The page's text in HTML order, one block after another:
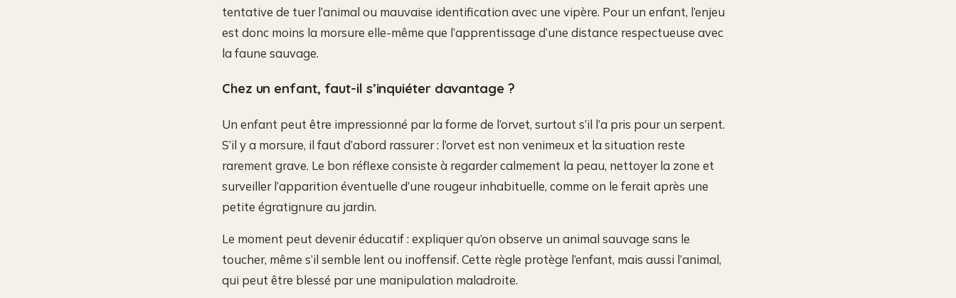
tentative de tuer l’animal ou mauvaise identification avec une vipère. Pour un enfant, l’enjeu
est donc moins la morsure elle-même que l’apprentissage d’une distance respectueuse avec
la faune sauvage.
Chez un enfant, faut-il s’inquiéter davantage ?
Un enfant peut être impressionné par la forme de l’orvet, surtout s’il l’a pris pour un serpent.
S’il y a morsure, il faut d’abord rassurer : l’orvet est non venimeux et la situation reste
rarement grave. Le bon réflexe consiste à regarder calmement la peau, nettoyer la zone et
surveiller l’apparition éventuelle d’une rougeur inhabituelle, comme on le ferait après une
petite égratignure au jardin.
Le moment peut devenir éducatif : expliquer qu’on observe un animal sauvage sans le
toucher, même s’il semble lent ou inoffensif. Cette règle protège l’enfant, mais aussi l’animal,
qui peut être blessé par une manipulation maladroite.